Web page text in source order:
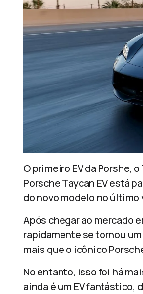
O primeiro EV da Porshe,
Porsche Taycan EV está
do novo modelo no último
Após chegar ao mercado
rapidamente se tornou um
mais que o icônico
No entanto, isso foi há
ainda é um EV fantástico,